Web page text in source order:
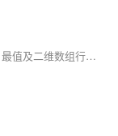
本文整理Java数组常用操作：遍历、求和、查找、最值及二维数组行求和等典型练习，涵盖静态初始化、元素翻倍、去极值求平均等实例，帮助掌握数组基础与应用。